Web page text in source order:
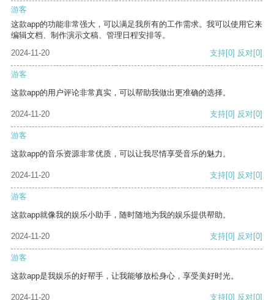
游客
这款app的功能非常强大，可以满足我所有的工作需求。我可以使用它来
编辑文档、制作演示文稿、管理日程安排等。
2024-11-20
支持[0] 反对[0]
游客
这款app的用户评论非常真实，可以帮助我做出更准确的选择。
2024-11-20 支持[0] 反对[0]
游客
这款app的音乐资源非常优质，可以让我尽情享受音乐的魅力。
2024-11-20 支持[0] 反对[0]
游客
这款app就像我的娱乐小助手，随时随地为我的娱乐提供帮助。
2024-11-20 支持[0] 反对[0]
游客
这款app是我娱乐的好帮手，让我能够放松身心，享受美好时光。
2024-11-20 支持[0] 反对[0]